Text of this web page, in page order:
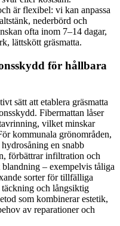
är flexibel: vi kan anpassa
nederbörd och
ofta inom 7–14 dagar,
lättskött gräsmatta.
för hållbara
sätt att etablera gräsmatta
Fibermattan låser
vilket minskar
kommunala grönområden,
en snabb
förbättrar infiltration och
– exempelvis tåliga
sorter för tillfälliga
och långsiktig
som kombinerar estetik,
av reparationer och